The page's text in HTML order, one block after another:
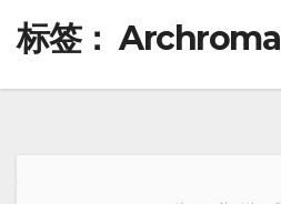
标签： Archroma